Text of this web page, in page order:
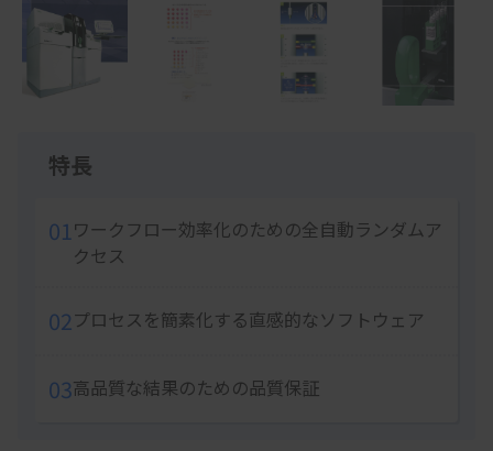
特長
01ワークフロー効率化のための全自動ランダムア
クセス
02プロセスを簡素化する直感的なソフトウェア
03高品質な結果のための品質保証